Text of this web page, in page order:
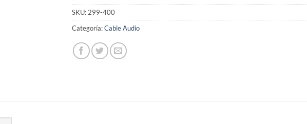
SKU:299-400
Categoría:Cable Audio